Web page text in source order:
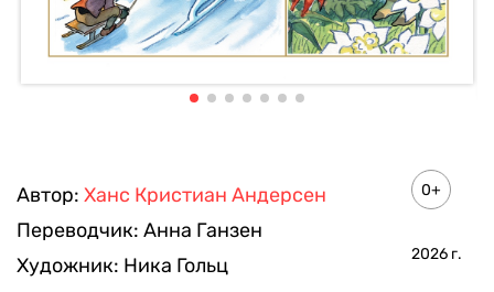
Автор: Ханс Кристиан Андерсен
Переводчик: Анна Ганзен
Художник: Ника Гольц
0+
2026 г.